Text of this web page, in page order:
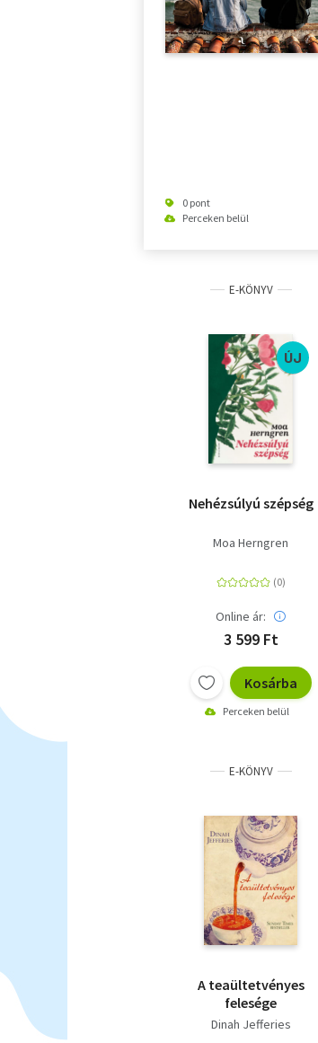
0 pont
Perceken belül
E-KÖNYV
ÚJ
Nehézsúlyú szépség
Moa Herngren
Online ár:
3 599 Ft
Kosárba
Perceken belül
E-KÖNYV
A teaültetvényes
felesége
Dinah Jefferies